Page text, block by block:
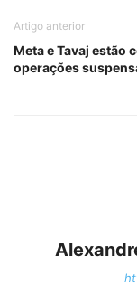
Artigo anterior
Meta e Tavaj estão
operações